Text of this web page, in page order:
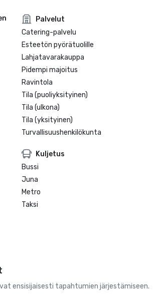
Palvelut
Catering-palvelu
Esteetön pyörätuolille
Lahjatavarakauppa
Pidempi majoitus
Ravintola
Tila (puoliyksityinen)
Tila (ulkona)
Tila (yksityinen)
Turvallisuushenkilökunta
Kuljetus
Bussi
Juna
Metro
Taksi
ensisijaisesti tapahtumien järjestämiseen.